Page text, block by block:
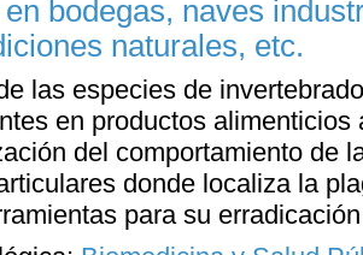
bodegas, naves
naturales, etc.
las especies de
en productos
del comportamiento de
donde localiza la
para su